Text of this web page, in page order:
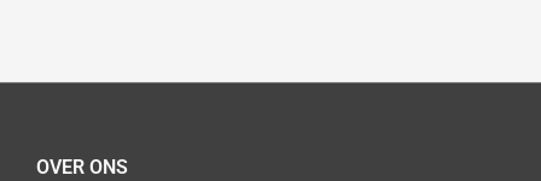
OVER ONS